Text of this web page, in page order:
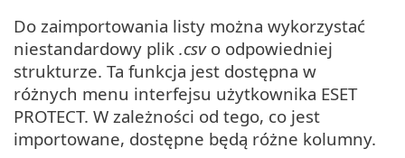
Do zaimportowania listy można wykorzystać
niestandardowy plik .csvo odpowiedniej
strukturze. Ta funkcja jest dostępna w
różnych menu interfejsu użytkownika ESET
PROTECT. W zależności od tego, co jest
importowane, dostępne będą różne kolumny.